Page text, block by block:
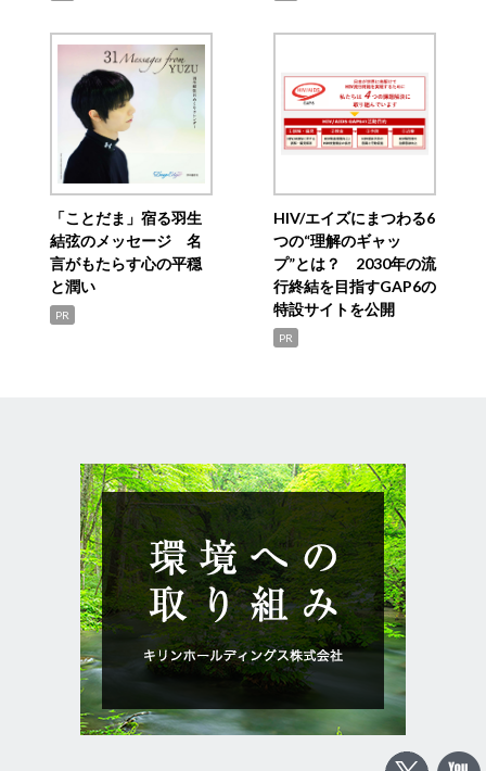
「ことだま」宿る羽生
結弦のメッセージ 名
言がもたらす心の平穏
と潤い
PR
HIV/エイズにまつわる6
つの“理解のギャッ
プ”とは？ 2030年の流
行終結を目指すGAP6の
特設サイトを公開
PR